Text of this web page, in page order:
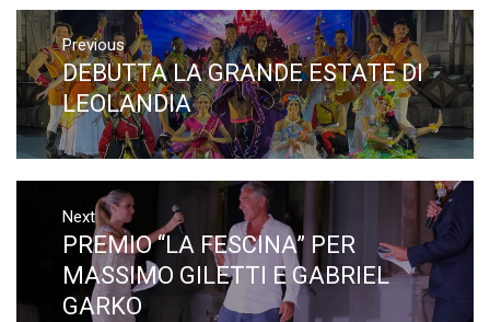
Navigazione
articoli
Previous
Previous
post:
DEBUTTA LA GRANDE ESTATE DI
LEOLANDIA
Next
Next
post:
PREMIO “LA FESCINA” PER
MASSIMO GILETTI E GABRIEL
GARKO